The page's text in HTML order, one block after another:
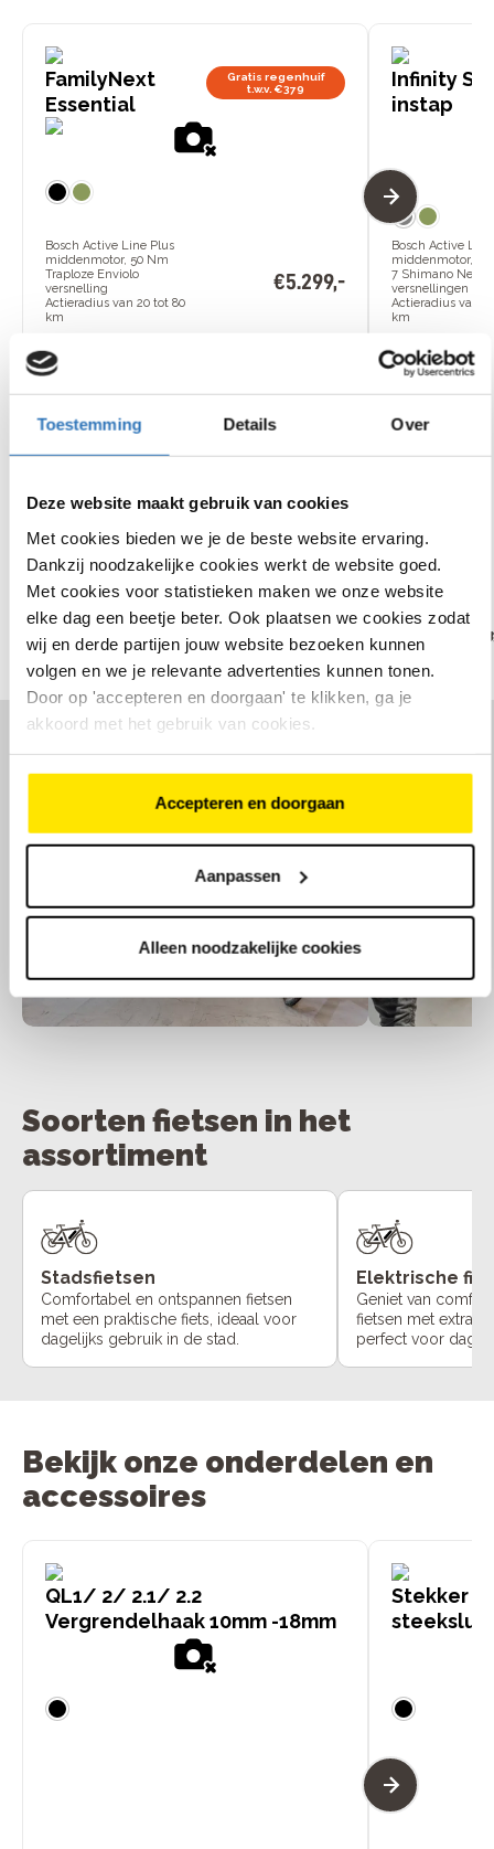
Toestemming Details Over
Deze website maakt gebruik van cookies
Met cookies bieden we je de beste website ervaring.
Dankzij noodzakelijke cookies werkt de website goed.
Met cookies voor statistieken maken we onze website
elke dag een beetje beter. Ook plaatsen we cookies zodat
wij en derde partijen jouw website bezoeken kunnen
volgen en we je relevante advertenties kunnen tonen.
Door op 'accepteren en doorgaan' te klikken, ga je
akkoord met het gebruik van cookies.
Accepteren en doorgaan
Aanpassen
Alleen noodzakelijke cookies
FamilyNext
Essential
Gratis regenhuif
t.w.v. €379
Bosch Active Line Plus
middenmotor, 50 Nm
Traploze Enviolo
versnelling
Actieradius van 20 tot 80
km
€5.299,-
Infinity
instap
Bosch Active Line
middenmotor, 40
7 Shimano Nexus
versnellingen
Actieradius van
km
Bekijk
Bekijk ons assortiment elektrische fietsen
Onze merken
Een kijkje in de winkel
Soorten fietsen in het
assortiment
Stadsfietsen
Comfortabel en ontspannen fietsen
met een praktische fiets, ideaal voor
dagelijks gebruik in de stad.
Elektrische
Geniet van
fietsen met extra
perfect voor
Bekijk onze onderdelen en
accessoires
QL1/ 2/ 2.1/ 2.2
Vergrendelhaak 10mm -18mm
Stekker